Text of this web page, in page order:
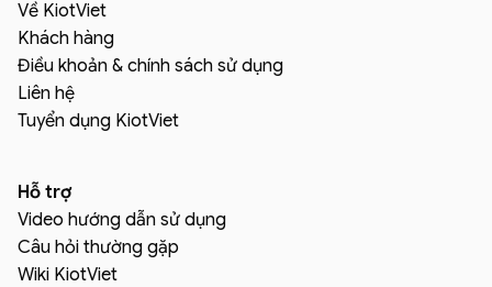
Về KiotViet
Khách hàng
Điều khoản & chính sách sử dụng
Liên hệ
Tuyển dụng KiotViet
Hỗ trợ
Video hướng dẫn sử dụng
Câu hỏi thường gặp
Wiki KiotViet